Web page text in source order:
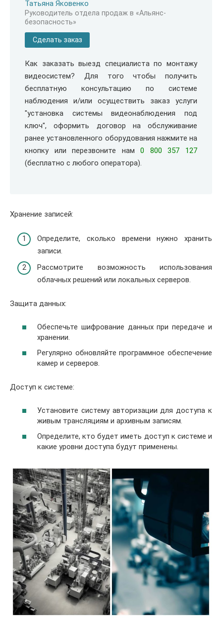
Татьяна Яковенко
Руководитель отдела продаж в «Альянс-
безопасность»
Сделать заказ
Как заказать выезд специалиста по монтажу
видеосистем? Для того чтобы получить
бесплатную консультацию по системе
наблюдения и/или осуществить заказ услуги
"установка системы видеонаблюдения под
ключ", оформить договор на обслуживание
ранее установленного оборудования нажмите на
кнопку или перезвоните нам0 800 357 127
(бесплатно с любого оператора).
Хранение записей:
Определите, сколько времени нужно хранить
записи.
Рассмотрите возможность использования
облачных решений или локальных серверов.
Защита данных:
Обеспечьте шифрование данных при передаче и
хранении.
Регулярно обновляйте программное обеспечение
камер и серверов.
Доступ к системе:
Установите систему авторизации для доступа к
живым трансляциям и архивным записям.
Определите, кто будет иметь доступ к системе и
какие уровни доступа будут применены.